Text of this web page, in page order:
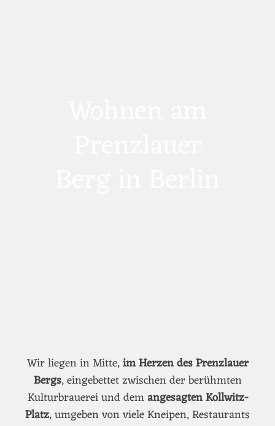
Wir liegen in Mitte,im Herzen des Prenzlauer
Bergs, eingebettet zwischen der berühmten
Kulturbrauerei und demangesagten Kollwitz-
Platz, umgeben von viele Kneipen, Restaurants